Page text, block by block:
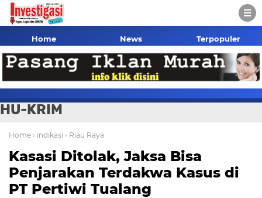
Home News Terpopuler
HU-KRIM
Home › indikasi › Riau Raya
Kasasi Ditolak, Jaksa Bisa
Penjarakan Terdakwa Kasus di
PT Pertiwi Tualang